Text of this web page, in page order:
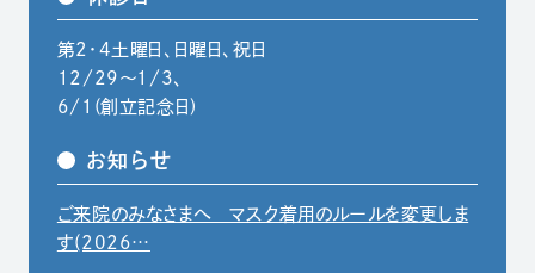
第2・4土曜日、日曜日、祝日
12/29〜1/3、
6/1(創立記念日)
お知らせ
ご来院のみなさまへ マスク着用のルールを変更しま
す(2026…